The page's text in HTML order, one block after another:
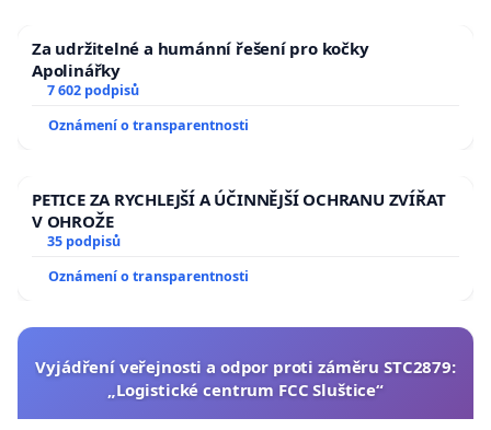
Za udržitelné a humánní řešení pro kočky
Apolinářky
7 602 podpisů
Oznámení o transparentnosti
PETICE ZA RYCHLEJŠÍ A ÚČINNĚJŠÍ OCHRANU ZVÍŘAT
V OHROŽE
35 podpisů
Oznámení o transparentnosti
Vyjádření veřejnosti a odpor proti záměru STC2879:
„Logistické centrum FCC Sluštice“